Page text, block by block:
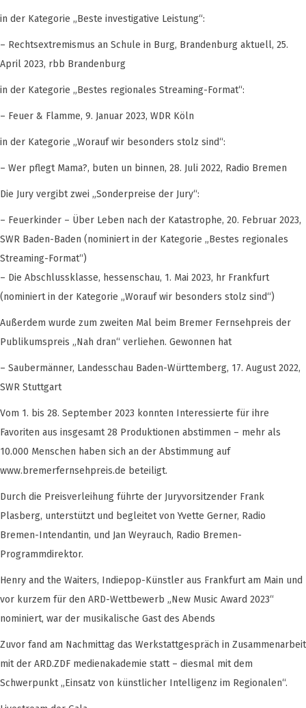
in der Kategorie „Beste investigative Leistung“:
– Rechtsextremismus an Schule in Burg, Brandenburg aktuell, 25.
April 2023, rbb Brandenburg
in der Kategorie „Bestes regionales Streaming-Format“:
– Feuer & Flamme, 9. Januar 2023, WDR Köln
in der Kategorie „Worauf wir besonders stolz sind“:
– Wer pflegt Mama?, buten un binnen, 28. Juli 2022, Radio Bremen
Die Jury vergibt zwei „Sonderpreise der Jury“:
– Feuerkinder – Über Leben nach der Katastrophe, 20. Februar 2023,
SWR Baden-Baden (nominiert in der Kategorie „Bestes regionales
Streaming-Format“)
– Die Abschlussklasse, hessenschau, 1. Mai 2023, hr Frankfurt
(nominiert in der Kategorie „Worauf wir besonders stolz sind“)
Außerdem wurde zum zweiten Mal beim Bremer Fernsehpreis der
Publikumspreis „Nah dran“ verliehen. Gewonnen hat
– Saubermänner, Landesschau Baden-Württemberg, 17. August 2022,
SWR Stuttgart
Vom 1. bis 28. September 2023 konnten Interessierte für ihre
Favoriten aus insgesamt 28 Produktionen abstimmen – mehr als
10.000 Menschen haben sich an der Abstimmung auf
www.bremerfernsehpreis.de beteiligt.
Durch die Preisverleihung führte der Juryvorsitzender Frank
Plasberg, unterstützt und begleitet von Yvette Gerner, Radio
Bremen-Intendantin, und Jan Weyrauch, Radio Bremen-
Programmdirektor.
Henry and the Waiters, Indiepop-Künstler aus Frankfurt am Main und
vor kurzem für den ARD-Wettbewerb „New Music Award 2023“
nominiert, war der musikalische Gast des Abends
Zuvor fand am Nachmittag das Werkstattgespräch in Zusammenarbeit
mit der ARD.ZDF medienakademie statt – diesmal mit dem
Schwerpunkt „Einsatz von künstlicher Intelligenz im Regionalen“.